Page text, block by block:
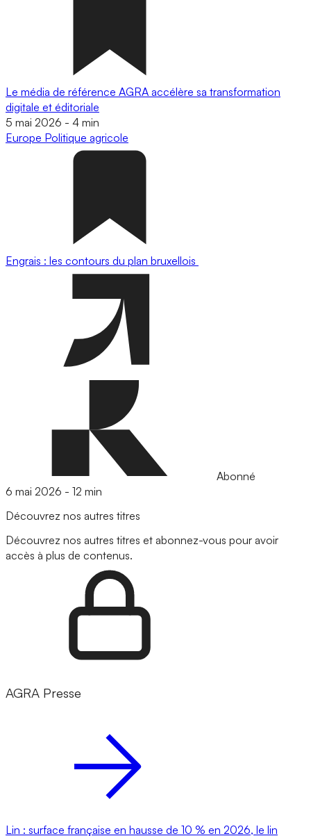
Le média de référence AGRA accélère sa transformation
digitale et éditoriale
5 mai 2026 - 4 min
Europe Politique agricole
Engrais : les contours du plan bruxellois
Abonné
6 mai 2026 - 12 min
Découvrez nos autres titres
Découvrez nos autres titres et abonnez-vous pour avoir
accès à plus de contenus.
AGRA Presse
Lin : surface française en hausse de 10 % en 2026, le lin